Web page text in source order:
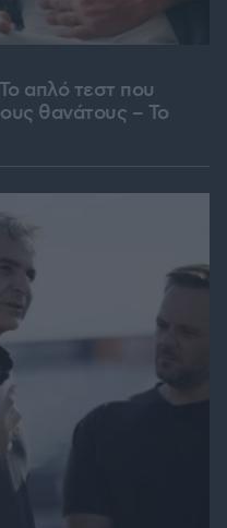
απλό τεστ που
θανάτους – Το